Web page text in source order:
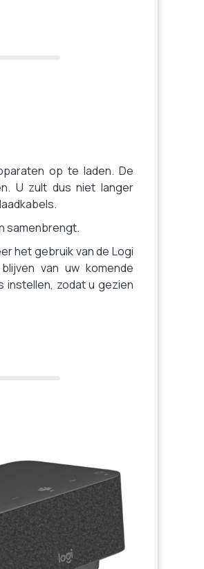
op te laden. De
U zult dus niet langer
samenbrengt.
het gebruik van de Logi
van uw komende
instellen, zodat u gezien